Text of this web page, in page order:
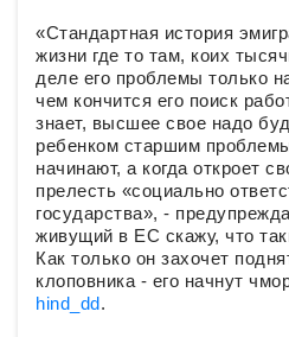
«Стандартная история
жизни где то там, коих
деле его проблемы только
чем кончится его поиск
знает, высшее свое надо
ребенком старшим
начинают, а когда откроет
прелесть «социально
государства», -
живущий в ЕС скажу, что
Как только он захочет
клоповника - его начнут
hind_dd.